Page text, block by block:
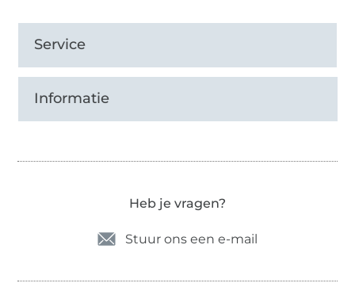
Service
Informatie
Heb je vragen?
Stuur ons een e-mail